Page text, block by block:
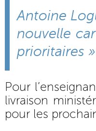
Antoine
nouvelle
prioritaires »
Pour
livraison
pour les